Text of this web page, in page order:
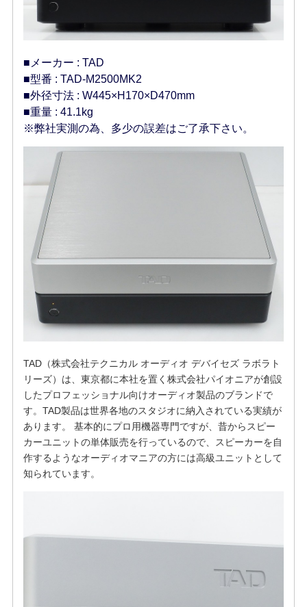
■メーカー : TAD
■型番 : TAD-M2500MK2
■外径寸法 : W445×H170×D470mm
■重量 : 41.1kg
※弊社実測の為、多少の誤差はご了承下さい。
TAD（株式会社テクニカル オーディオ デバイセズ ラボラト
リーズ）は、東京都に本社を置く株式会社パイオニアが創設
したプロフェッショナル向けオーディオ製品のブランドで
す。TAD製品は世界各地のスタジオに納入されている実績が
あります。 基本的にプロ用機器専門ですが、昔からスピー
カーユニットの単体販売を行っているので、スピーカーを自
作するようなオーディオマニアの方には高級ユニットとして
知られています。